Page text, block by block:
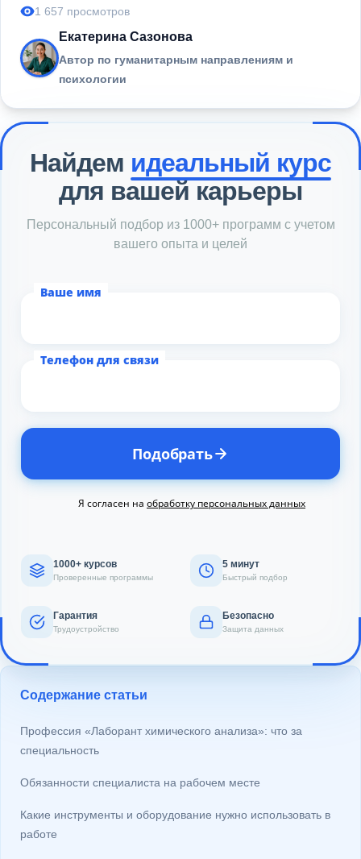
1 657 просмотров
Екатерина Сазонова
Автор по гуманитарным направлениям и
психологии
Найдем идеальный курс
для вашей карьеры
Персональный подбор из 1000+ программ с учетом
вашего опыта и целей
Ваше имя
Телефон для связи
Подобрать
Я согласен на обработку персональных данных
1000+ курсов
Проверенные программы
5 минут
Быстрый подбор
Гарантия
Трудоустройство
Безопасно
Защита данных
Содержание статьи
Профессия «Лаборант химического анализа»: что за
специальность
Обязанности специалиста на рабочем месте
Какие инструменты и оборудование нужно использовать в
работе